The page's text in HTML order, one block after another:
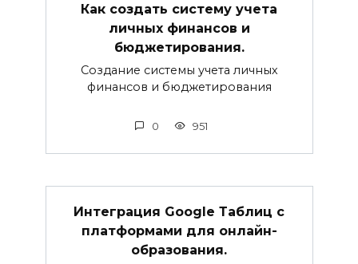
Как создать систему учета
личных финансов и
бюджетирования.
Создание системы учета личных
финансов и бюджетирования
0 951
Интеграция Google Таблиц с
платформами для онлайн-
образования.